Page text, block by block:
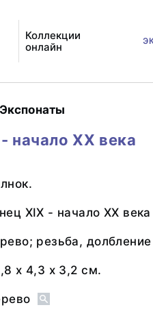
Коллекции
онлайн
Экспонаты
начало XX века
XIX - начало XX века
резьба, долбление
х 4,3 х 3,2 см.